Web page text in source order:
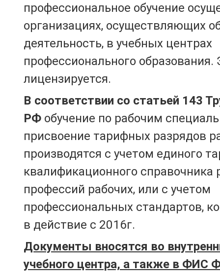
профессиональное обучение
организациях, осуществляющих
деятельность, в учебных центрах
профессионального образования.
лицензируется.
В соответствии со статьей 143
РФ обучение по рабочим
присвоение тарифных разрядов
производятся с учетом единого
квалификационного справочника
профессий рабочих, или с учетом
профессиональных стандартов,
в действие с 2016г.
Документы вносятся во
учебного центра, а также в ФИС